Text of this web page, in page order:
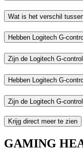
Wat is het verschil
Hebben Logitech G-
Zijn de Logitech G-
Hebben Logitech G-
Zijn de Logitech G-
Krijg direct meer te zien
GAMING